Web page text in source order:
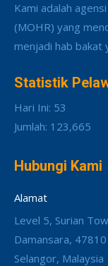
Kami adalah
(MOHR) yang
menjadi hab bakat
Statistik
Hari Ini: 53
Jumlah: 123,665
Hubungi Kami
Alamat
Level 5, Surian
Damansara,
Selangor, Malaysia